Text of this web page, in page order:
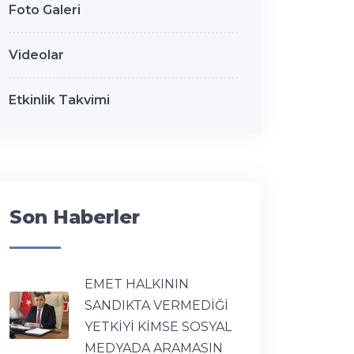
Foto Galeri
Videolar
Etkinlik Takvimi
Son Haberler
EMET HALKININ
SANDIKTA VERMEDİĞİ
YETKİYİ KİMSE SOSYAL
MEDYADA ARAMASIN